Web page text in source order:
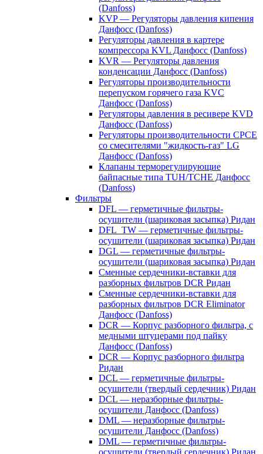
(Danfoss)
KVP — Регуляторы давления кипения
Данфосс (Danfoss)
Регуляторы давления в картере
компрессора KVL Данфосс (Danfoss)
KVR — Регуляторы давления
конденсации Данфосс (Danfoss)
Регуляторы производительности
перепуском горячего газа KVC
Данфосс (Danfoss)
Регуляторы давления в ресивере KVD
Данфосс (Danfoss)
Регуляторы производительности CPCE
со смесителями "жидкость-газ" LG
Данфосс (Danfoss)
Клапаны терморегулирующие
байпасные типа TUH/TCHE Данфосс
(Danfoss)
Фильтры
DFL — герметичные фильтры-
осушители (шариковая засыпка) Ридан
DFL_TW — герметичные фильтры-
осушители (шариковая засыпка) Ридан
DGL — герметичные фильтры-
осушители (шариковая засыпка) Ридан
Сменные сердечники-вставки для
разборных фильтров DCR Ридан
Сменные сердечники-вставки для
разборных фильтров DCR Eliminator
Данфосс (Danfoss)
DCR — Корпус разборного фильтра, с
медными штуцерами под пайку
Данфосс (Danfoss)
DCR — Корпус разборного фильтра
Ридан
DCL — герметичные фильтры-
осушители (твердый сердечник) Ридан
DCL — неразборные фильтры-
осушители Данфосс (Danfoss)
DML — неразборные фильтры-
осушители Данфосс (Danfoss)
DML — герметичные фильтры-
осушители (твердый сердечник) Ридан